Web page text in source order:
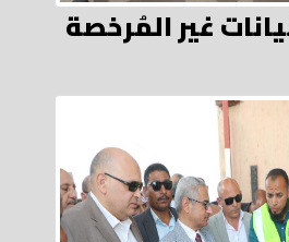
غير المُرخصة